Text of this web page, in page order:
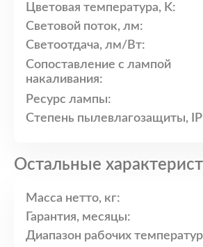
Цветовая температура, K:
Световой поток, лм:
Светоотдача, лм/Вт:
Сопоставление с лампой
накаливания:
Ресурс лампы:
Степень пылевлагозащиты,
Остальные
Масса нетто, кг:
Гарантия, месяцы:
Диапазон рабочих